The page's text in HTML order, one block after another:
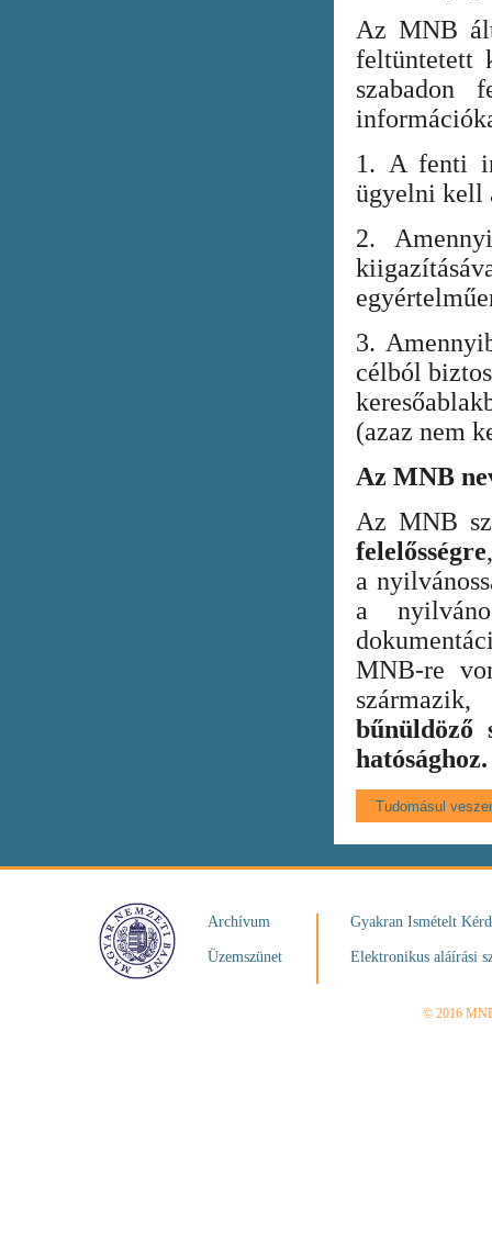
Az MNB
feltüntetett
szabadon
1. A fenti
ügyelni kell
2.
3.
célból
(azaz nem
Az MNB
Az MNB
felelősségre
a
a
MNB-re
bűnüldöző
hatósághoz.
Archívum
Üzemszünet
Gyakran Ismételt
Elektronikus aláírási
© 2016